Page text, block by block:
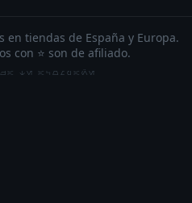
en tiendas de España y Europa.
con ⭐ son de afiliado.
TE ACOMPAÑE